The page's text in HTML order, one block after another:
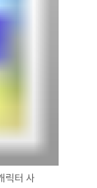
릭터 사